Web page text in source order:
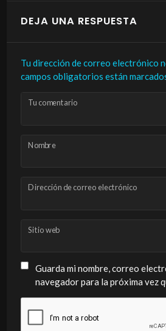
DEJA UNA RESPUESTA
Tu dirección de correo electrónico
campos obligatorios están
Tu comentario
Nombre
Dirección de correo electrónico
Sitio web
Guarda mi nombre, correo
navegador para la próxima vez